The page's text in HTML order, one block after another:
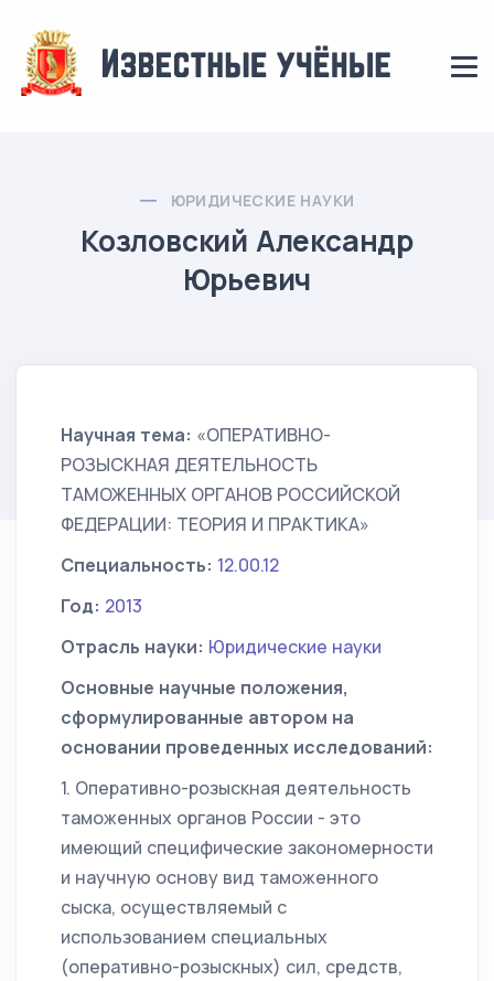
ЮРИДИЧЕСКИЕ НАУКИ
Козловский Александр
Юрьевич
Научная тема: «ОПЕРАТИВНО-
РОЗЫСКНАЯ ДЕЯТЕЛЬНОСТЬ
ТАМОЖЕННЫХ ОРГАНОВ РОССИЙСКОЙ
ФЕДЕРАЦИИ: ТЕОРИЯ И ПРАКТИКА»
Специальность: 12.00.12
Год: 2013
Отрасль науки: Юридические науки
Основные научные положения,
сформулированные автором на
основании проведенных исследований:
1. Оперативно-розыскная деятельность
таможенных органов России - это
имеющий специфические закономерности
и научную основу вид таможенного
сыска, осуществляемый с
использованием специальных
(оперативно-розыскных) сил, средств,